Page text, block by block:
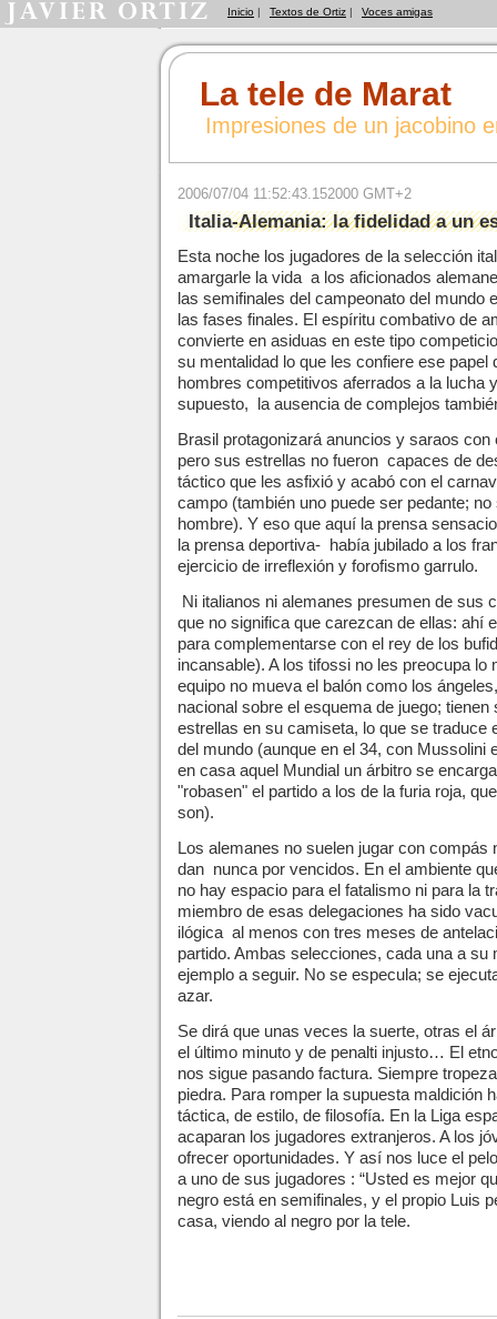
Inicio | Textos de Ortiz | Voces amigas
La tele de Marat
Impresiones de un jacobino
2006/07/04 11:52:43.152000 GMT+2
Italia-Alemania: la fidelidad a un
Esta noche los jugadores de la selección
amargarle la vida a los aficionados
las semifinales del campeonato del mundo
las fases finales. El espíritu combativo de
convierte en asiduas en este tipo
su mentalidad lo que les confiere ese papel
hombres competitivos aferrados a la lucha
supuesto, la ausencia de complejos
Brasil protagonizará anuncios y saraos con
pero sus estrellas no fueron capaces de
táctico que les asfixió y acabó con el
campo (también uno puede ser pedante;
hombre). Y eso que aquí la prensa
la prensa deportiva- había jubilado a los
ejercicio de irreflexión y forofismo garrulo.
Ni italianos ni alemanes presumen de sus
que no significa que carezcan de ellas: ahí
para complementarse con el rey de los
incansable). A los tifossi no les preocupa lo
equipo no mueva el balón como los
nacional sobre el esquema de juego;
estrellas en su camiseta, lo que se traduce
del mundo (aunque en el 34, con Mussolini
en casa aquel Mundial un árbitro se
"robasen" el partido a los de la furia roja,
son).
Los alemanes no suelen jugar con compás
dan nunca por vencidos. En el ambiente
no hay espacio para el fatalismo ni para la
miembro de esas delegaciones ha sido
ilógica al menos con tres meses de
partido. Ambas selecciones, cada una a su
ejemplo a seguir. No se especula; se
azar.
Se dirá que unas veces la suerte, otras el
el último minuto y de penalti injusto… El
nos sigue pasando factura. Siempre
piedra. Para romper la supuesta maldición
táctica, de estilo, de filosofía. En la Liga
acaparan los jugadores extranjeros. A los
ofrecer oportunidades. Y así nos luce el
a uno de sus jugadores : “Usted es mejor
negro está en semifinales, y el propio Luis
casa, viendo al negro por la tele.